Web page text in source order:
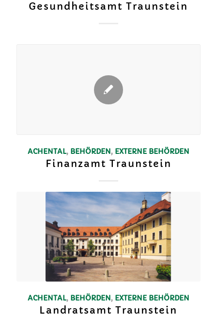
Gesundheitsamt Traunstein
ACHENTAL, BEHÖRDEN, EXTERNE BEHÖRDEN
Finanzamt Traunstein
ACHENTAL, BEHÖRDEN, EXTERNE BEHÖRDEN
Landratsamt Traunstein